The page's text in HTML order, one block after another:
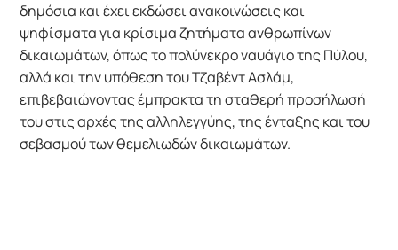
δημόσια και έχει εκδώσει ανακοινώσεις και
ψηφίσματα για κρίσιμα ζητήματα ανθρωπίνων
δικαιωμάτων, όπως το πολύνεκρο ναυάγιο της Πύλου,
αλλά και την υπόθεση του Τζαβέντ Ασλάμ,
επιβεβαιώνοντας έμπρακτα τη σταθερή προσήλωσή
του στις αρχές της αλληλεγγύης, της ένταξης και του
σεβασμού των θεμελιωδών δικαιωμάτων.